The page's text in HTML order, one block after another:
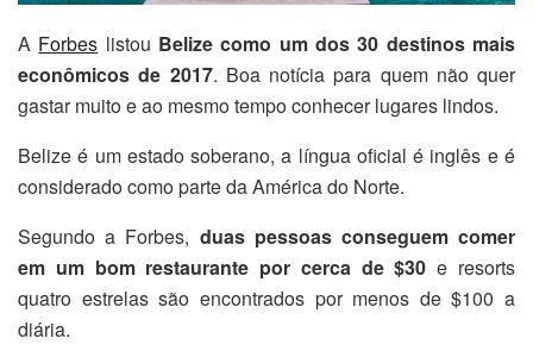
A Forbes listou Belize como um dos 30 destinos mais
econômicos de 2017. Boa notícia para quem não quer
gastar muito e ao mesmo tempo conhecer lugares lindos.
Belize é um estado soberano, a língua oficial é inglês e é
considerado como parte da América do Norte.
Segundo a Forbes, duas pessoas conseguem comer
em um bom restaurante por cerca de $30 e resorts
quatro estrelas são encontrados por menos de $100 a
diária.